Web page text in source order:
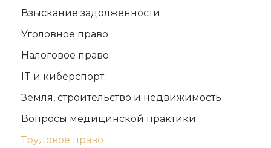
Взыскание задолженности
Уголовное право
Налоговое право
IT и киберспорт
Земля, строительство и недвижимость
Вопросы медицинской практики
Трудовое право